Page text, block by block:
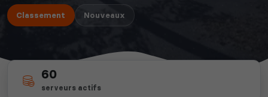
Classement Nouveaux
60
serveurs actifs
depuis 2012
14 ans d'expertise
162